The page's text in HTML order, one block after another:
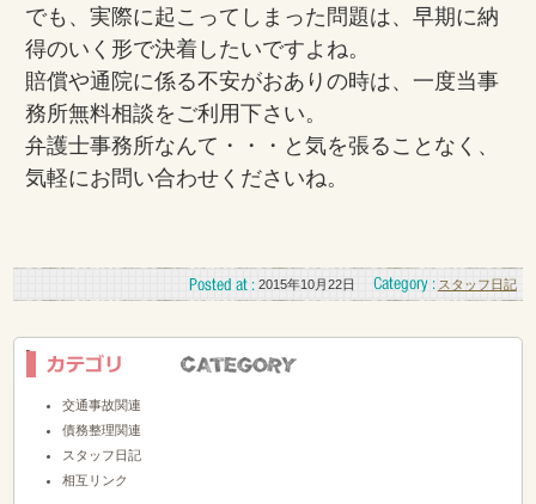
でも、実際に起こってしまった問題は、早期に納
得のいく形で決着したいですよね。
賠償や通院に係る不安がおありの時は、一度当事
務所無料相談をご利用下さい。
弁護士事務所なんて・・・と気を張ることなく、
気軽にお問い合わせくださいね。
スタッフ日記
2015年10月22日
交通事故関連
債務整理関連
スタッフ日記
相互リンク